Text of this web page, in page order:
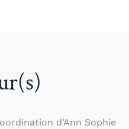
d’Ann Sophie